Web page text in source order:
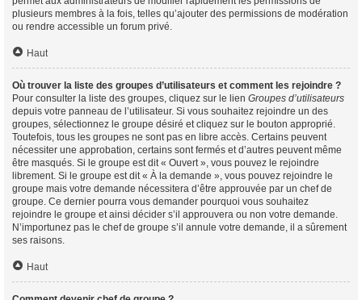
plusieurs membres à la fois, telles qu’ajouter des permissions de modération
ou rendre accessible un forum privé.
Haut
Où trouver la liste des groupes d’utilisateurs et comment les rejoindre ?
Pour consulter la liste des groupes, cliquez sur le lien Groupes d’utilisateurs
depuis votre panneau de l’utilisateur. Si vous souhaitez rejoindre un des
groupes, sélectionnez le groupe désiré et cliquez sur le bouton approprié.
Toutefois, tous les groupes ne sont pas en libre accès. Certains peuvent
nécessiter une approbation, certains sont fermés et d’autres peuvent même
être masqués. Si le groupe est dit « Ouvert », vous pouvez le rejoindre
librement. Si le groupe est dit « À la demande », vous pouvez rejoindre le
groupe mais votre demande nécessitera d’être approuvée par un chef de
groupe. Ce dernier pourra vous demander pourquoi vous souhaitez
rejoindre le groupe et ainsi décider s’il approuvera ou non votre demande.
N’importunez pas le chef de groupe s’il annule votre demande, il a sûrement
ses raisons.
Haut